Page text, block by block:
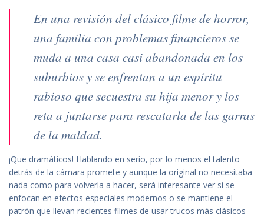
En una revisión del clásico filme de horror,
una familia con problemas financieros se
muda a una casa casi abandonada en los
suburbios y se enfrentan a un espíritu
rabioso que secuestra su hija menor y los
reta a juntarse para rescatarla de las garras
de la maldad.
¡Que dramáticos! Hablando en serio, por lo menos el talento
detrás de la cámara promete y aunque la original no necesitaba
nada como para volverla a hacer, será interesante ver si se
enfocan en efectos especiales modernos o se mantiene el
patrón que llevan recientes filmes de usar trucos más clásicos